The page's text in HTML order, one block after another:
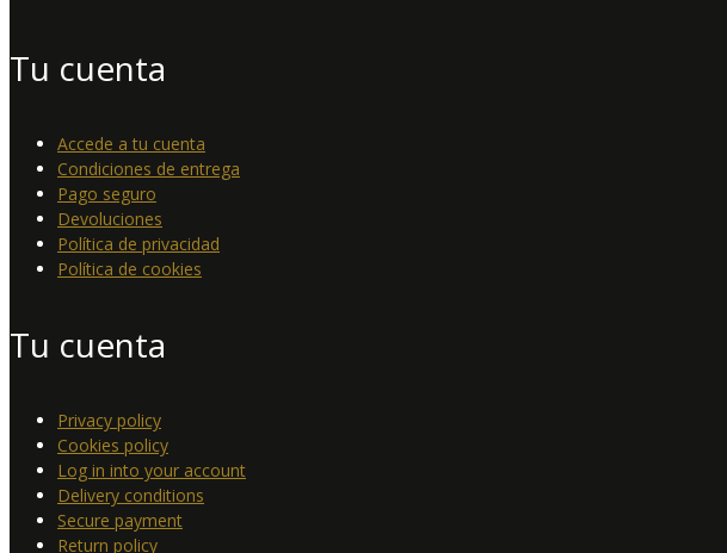
Tu cuenta
Accede a tu cuenta
Condiciones de entrega
Pago seguro
Devoluciones
Política de privacidad
Política de cookies
Tu cuenta
Privacy policy
Cookies policy
Log in into your account
Delivery conditions
Secure payment
Return policy